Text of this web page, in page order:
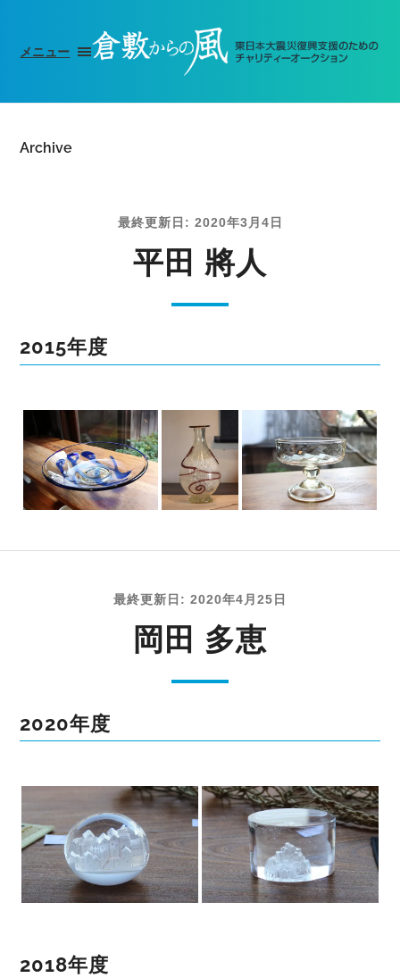
メニュー
Archive
最終更新日: 2020年3月4日
平田 將人
2015年度
最終更新日: 2020年4月25日
岡田 多恵
2020年度
2018年度